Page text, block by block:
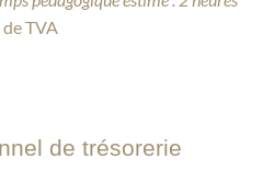
TVA
de trésorerie